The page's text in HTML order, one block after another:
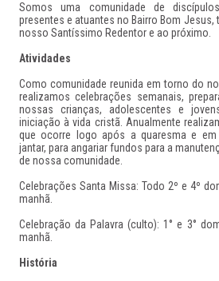
Somos uma comunidade de
presentes e atuantes no Bairro Bom
nosso Santíssimo Redentor e ao próximo.
Atividades
Como comunidade reunida em torno do
realizamos celebrações semanais,
nossas crianças, adolescentes e
iniciação à vida cristã. Anualmente
que ocorre logo após a quaresma e em
jantar, para angariar fundos para a
de nossa comunidade.
Celebrações Santa Missa: Todo 2º e 4º
manhã.
Celebração da Palavra (culto): 1° e 3°
manhã.
História